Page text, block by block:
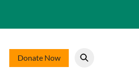
Donate Now